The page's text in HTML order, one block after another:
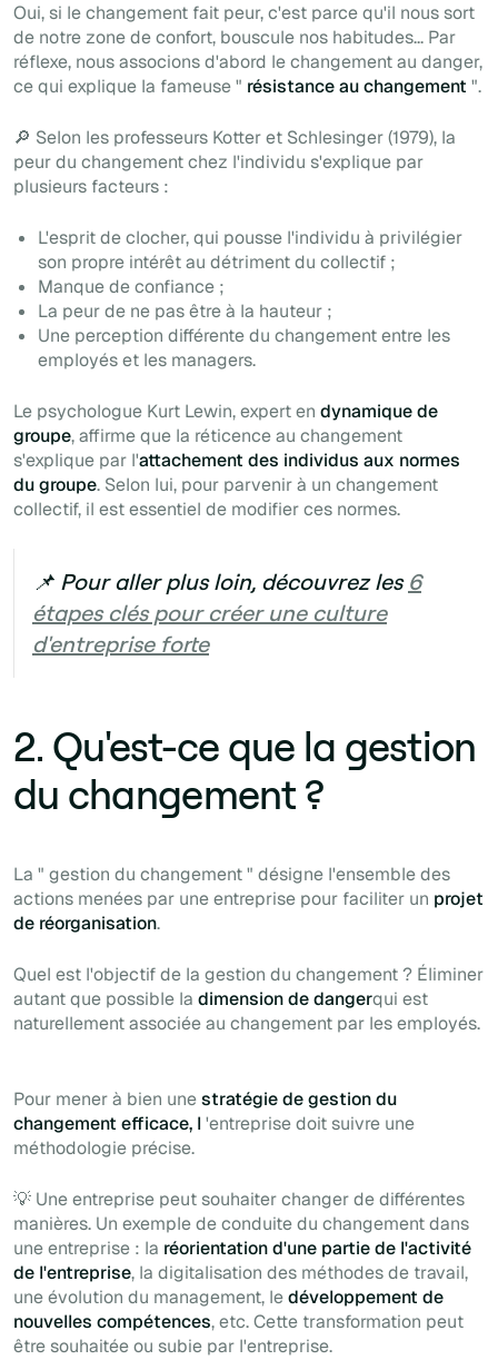
Oui, si le changement fait peur, c'est parce qu'il nous sort
de notre zone de confort, bouscule nos habitudes... Par
réflexe, nous associons d'abord le changement au danger,
ce qui explique la fameuse " résistance au changement ".
🔎 Selon les professeurs Kotter et Schlesinger (1979), la
peur du changement chez l'individu s'explique par
plusieurs facteurs :
L'esprit de clocher, qui pousse l'individu à privilégier
son propre intérêt au détriment du collectif ;
Manque de confiance ;
La peur de ne pas être à la hauteur ;
Une perception différente du changement entre les
employés et les managers.
Le psychologue Kurt Lewin, expert en dynamique de
groupe, affirme que la réticence au changement
s'explique par l'attachement des individus aux normes
du groupe. Selon lui, pour parvenir à un changement
collectif, il est essentiel de modifier ces normes.
📌 Pour aller plus loin, découvrez les 6
étapes clés pour créer une culture
d'entreprise forte
2. Qu'est-ce que la gestion
du changement ?
La " gestion du changement " désigne l'ensemble des
actions menées par une entreprise pour faciliter un projet
de réorganisation.
Quel est l'objectif de la gestion du changement ? Éliminer
autant que possible la dimension de dangerqui est
naturellement associée au changement par les employés.
Pour mener à bien unestratégie de gestion du
changement efficace, l 'entreprise doit suivre une
méthodologie précise.
💡 Une entreprise peut souhaiter changer de différentes
manières. Un exemple de conduite du changement dans
une entreprise : la réorientation d'une partie de l'activité
de l'entreprise, la digitalisation des méthodes de travail,
une évolution du management, ledéveloppement de
nouvelles compétences, etc. Cette transformation peut
être souhaitée ou subie par l'entreprise.